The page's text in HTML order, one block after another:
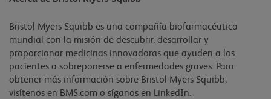
Bristol Myers Squibb es una compañía biofarmacéutica
mundial con la misión de descubrir, desarrollar y
proporcionar medicinas innovadoras que ayuden a los
pacientes a sobreponerse a enfermedades graves. Para
obtener más información sobre Bristol Myers Squibb,
visítenos en BMS.com o síganos en LinkedIn.